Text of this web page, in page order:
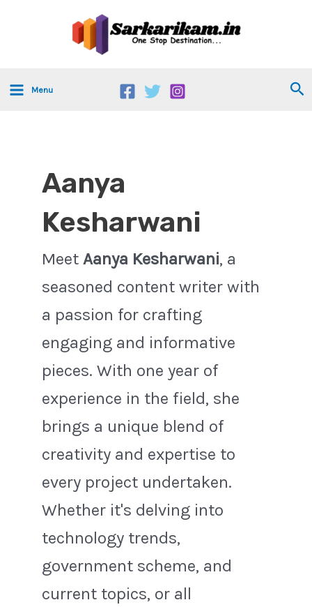
Menu
Aanya
Kesharwani
MeetAanya Kesharwani, a
seasoned content writer with
a passion for crafting
engaging and informative
pieces. With one year of
experience in the field, she
brings a unique blend of
creativity and expertise to
every project undertaken.
Whether it's delving into
technology trends,
government scheme, and
current topics, or all